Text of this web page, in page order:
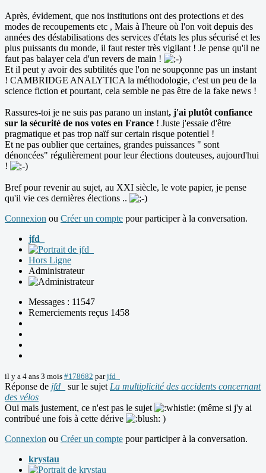
Après, évidement, que nos institutions ont des protections et des
modes de recoupements etc , Mais à l'heure où l'on voit depuis des
années des déstabilisations des services d'états les plus sécurisé et les
plus puissants du monde, il faut rester très vigilant ! Je pense qu'il ne
faut pas balayer cela d'un revers de main !
Et il peut y avoir des subtilités que l'on ne soupçonne pas un instant
! CAMBRIDGE ANALYTICA la méthodologie, c'est un peu de la
science fiction et pourtant, cela semble ne pas être de la fake news !
Rassures-toi je ne suis pas parano un instant, j'ai plutôt confiance
sur la sécurité de nos votes en France ! Juste j'essaie d'être
pragmatique et pas trop naïf sur certain risque potentiel !
Et ne pas oublier que certaines, grandes puissances " sont
dénoncées" régulièrement pour leur élections douteuses, aujourd'hui
!
Bref pour revenir au sujet, au XXI siècle, le vote papier, je pense
qu'il vie ces dernières élections ..
Connexion ou Créer un compte pour participer à la conversation.
jfd_
Hors Ligne
Administrateur
Messages : 11547
Remerciements reçus 1458
il y a 4 ans 3 mois #178682 parjfd_
Réponse de jfd_ sur le sujet La multiplicité des accidents concernant
des vélos
Oui mais justement, ce n'est pas le sujet
(même si j'y ai
contribué une fois à cette dérive
)
Connexion ou Créer un compte pour participer à la conversation.
krystau